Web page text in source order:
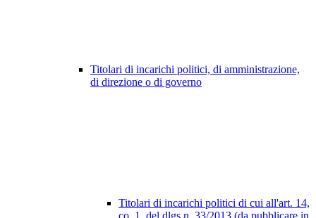
Titolari di incarichi politici, di amministrazione,
di direzione o di governo
Titolari di incarichi politici di cui all'art. 14,